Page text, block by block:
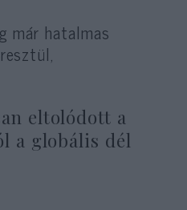
már hatalmas
eltolódott a
a globális dél